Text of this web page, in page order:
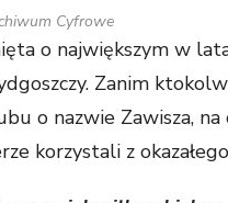
Cyfrowe
o największym w
Zanim
o nazwie Zawisza,
korzystali z